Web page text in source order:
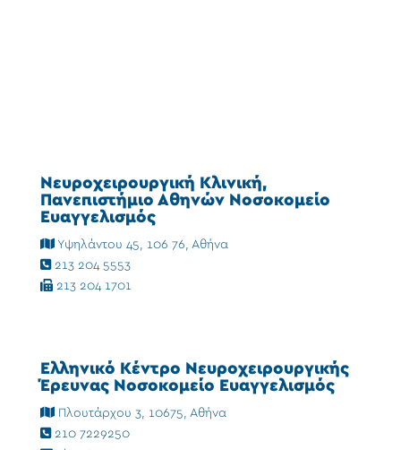
Νευροχειρουργική Κλινική,
Πανεπιστήμιο Αθηνών Νοσοκομείο
Ευαγγελισμός
Υψηλάντου 45, 106 76, Αθήνα
213 204 5553
213 204 1701
Ελληνικό Κέντρο Νευροχειρουργικής
Έρευνας Νοσοκομείο Ευαγγελισμός
Πλουτάρχου 3, 10675, Αθήνα
210 7229250